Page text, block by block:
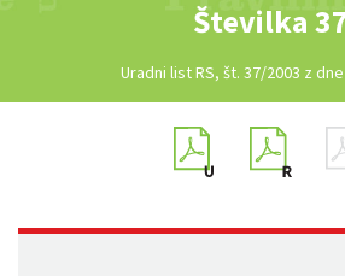
Številka
Uradni list RS, št. 37/2003 z dne